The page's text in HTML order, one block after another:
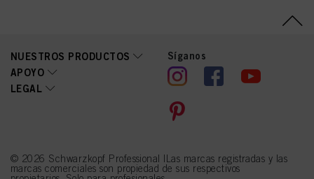
NUESTROS PRODUCTOS
APOYO
LEGAL
Síganos
© 2026 Schwarzkopf Professional |Las marcas registradas y las
marcas comerciales son propiedad de sus respectivos